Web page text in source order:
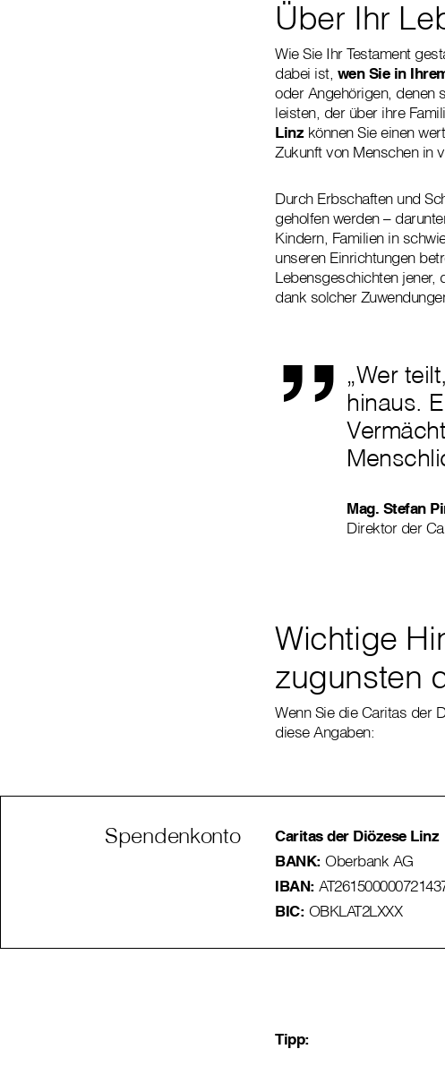
Über Ihr
Wie Sie Ihr Testament
dabei ist, wen Sie in
oder Angehörigen, denen
leisten, der über ihre
Linzkönnen Sie einen
Zukunft von Menschen in
Durch Erbschaften und
geholfen werden –
Kindern, Familien in
unseren Einrichtungen
Lebensgeschichten jener,
dank solcher
„ „Wer
hinaus.
Mag. Stefan
Direktor der
Wichtige
zugunsten
Wenn Sie die Caritas der
diese Angaben:
Spendenkonto
Caritas der Diözese Linz
BANK: Oberbank AG
IBAN:
BIC: OBKLAT2LXXX
Tipp: